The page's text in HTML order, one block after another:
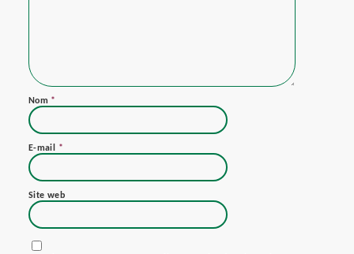
Nom *
E-mail *
Site web